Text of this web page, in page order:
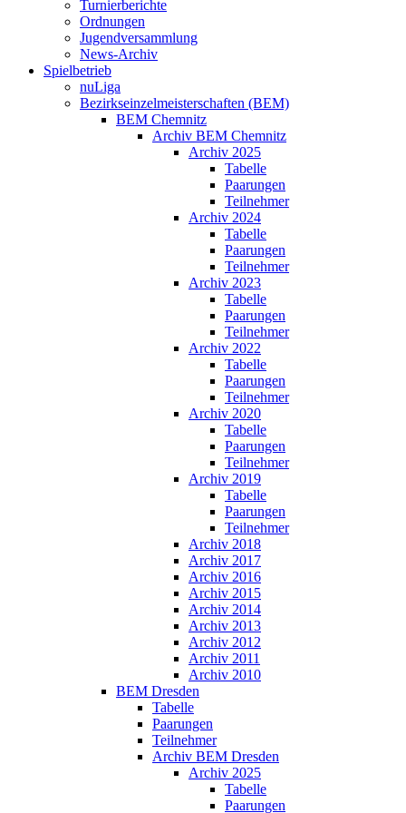
Turnierberichte
Ordnungen
Jugendversammlung
News-Archiv
Spielbetrieb
nuLiga
Bezirkseinzelmeisterschaften (BEM)
BEM Chemnitz
Archiv BEM Chemnitz
Archiv 2025
Tabelle
Paarungen
Teilnehmer
Archiv 2024
Tabelle
Paarungen
Teilnehmer
Archiv 2023
Tabelle
Paarungen
Teilnehmer
Archiv 2022
Tabelle
Paarungen
Teilnehmer
Archiv 2020
Tabelle
Paarungen
Teilnehmer
Archiv 2019
Tabelle
Paarungen
Teilnehmer
Archiv 2018
Archiv 2017
Archiv 2016
Archiv 2015
Archiv 2014
Archiv 2013
Archiv 2012
Archiv 2011
Archiv 2010
BEM Dresden
Tabelle
Paarungen
Teilnehmer
Archiv BEM Dresden
Archiv 2025
Tabelle
Paarungen